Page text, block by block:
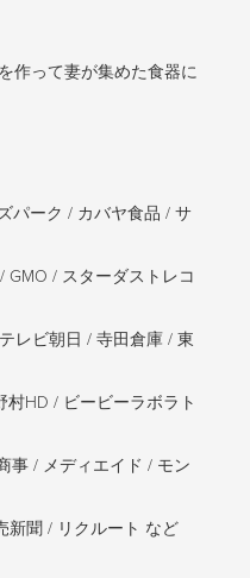
作って妻が集めた食器に
パーク / カバヤ食品 / サ
GMO / スターダストレコ
レビ朝日 / 寺田倉庫 / 東
HD / ビービーラボラト
事 / メディエイド / モン
新聞 / リクルート など